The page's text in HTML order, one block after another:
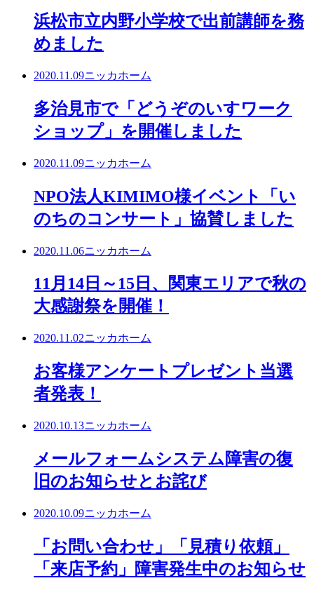
浜松市立内野小学校で出前講師を務
めました
2020.11.09ニッカホーム
多治見市で「どうぞのいすワーク
ショップ」を開催しました
2020.11.09ニッカホーム
NPO法人KIMIMO様イベント「い
のちのコンサート」協賛しました
2020.11.06ニッカホーム
11月14日～15日、関東エリアで秋の
大感謝祭を開催！
2020.11.02ニッカホーム
お客様アンケートプレゼント当選
者発表！
2020.10.13ニッカホーム
メールフォームシステム障害の復
旧のお知らせとお詫び
2020.10.09ニッカホーム
「お問い合わせ」「見積り依頼」
「来店予約」障害発生中のお知らせ